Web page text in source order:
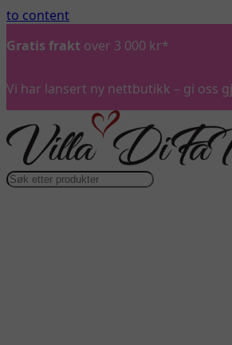
to content
Gratis frakt over 3 000 kr*
Vi har lansert ny nettbutikk – gi oss